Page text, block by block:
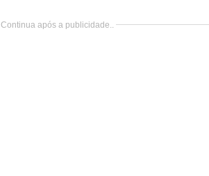
Continua após a publicidade..